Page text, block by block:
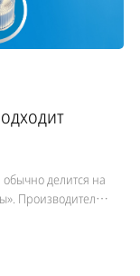
делится на
Производители